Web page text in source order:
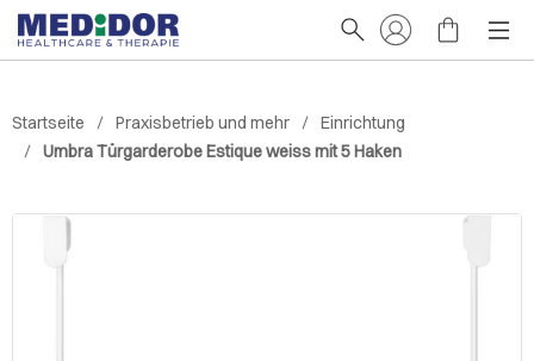
Startseite Praxisbetrieb und mehr
Einrichtung
Umbra Türgarderobe Estique weiss mit 5 Haken